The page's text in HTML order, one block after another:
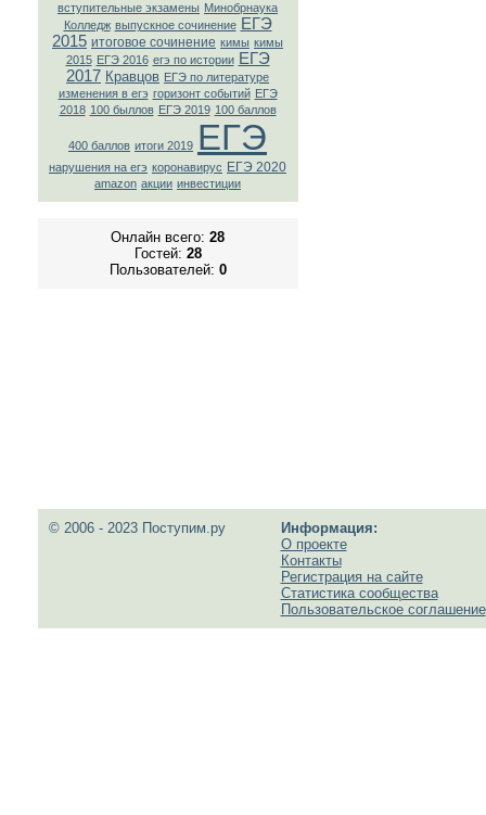
вступительные экзамены Минобрнаука
Колледж выпускное сочинение ЕГЭ
2015 итоговое сочинение кимы кимы
2015 ЕГЭ 2016 егэ по истории ЕГЭ
2017 Кравцов ЕГЭ по литературе
изменения в егэ горизонт событий ЕГЭ
2018 100 быллов ЕГЭ 2019 100 баллов
400 баллов итоги 2019 ЕГЭ
нарушения на егэ коронавирус ЕГЭ 2020
amazon акции инвестиции
Онлайн всего: 28
Гостей: 28
Пользователей: 0
© 2006 - 2023 Поступим.ру
Информация:
О проекте
Контакты
Регистрация на сайте
Статистика сообщества
Пользовательское соглашение